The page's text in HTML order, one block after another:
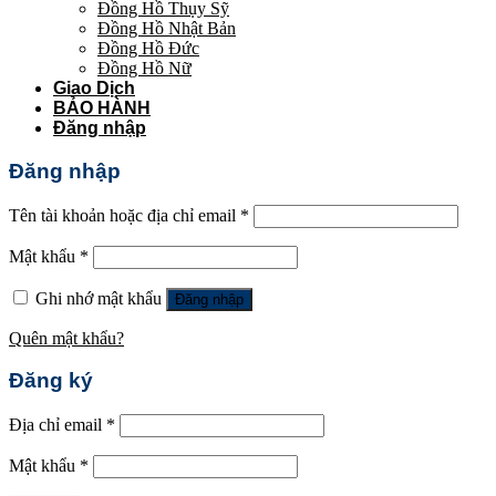
Đồng Hồ Thụy Sỹ
Đồng Hồ Nhật Bản
Đồng Hồ Đức
Đồng Hồ Nữ
Giao Dịch
BẢO HÀNH
Đăng nhập
Đăng nhập
Tên tài khoản hoặc địa chỉ email *
Mật khẩu *
Ghi nhớ mật khẩu Đăng nhập
Quên mật khẩu?
Đăng ký
Địa chỉ email *
Mật khẩu *